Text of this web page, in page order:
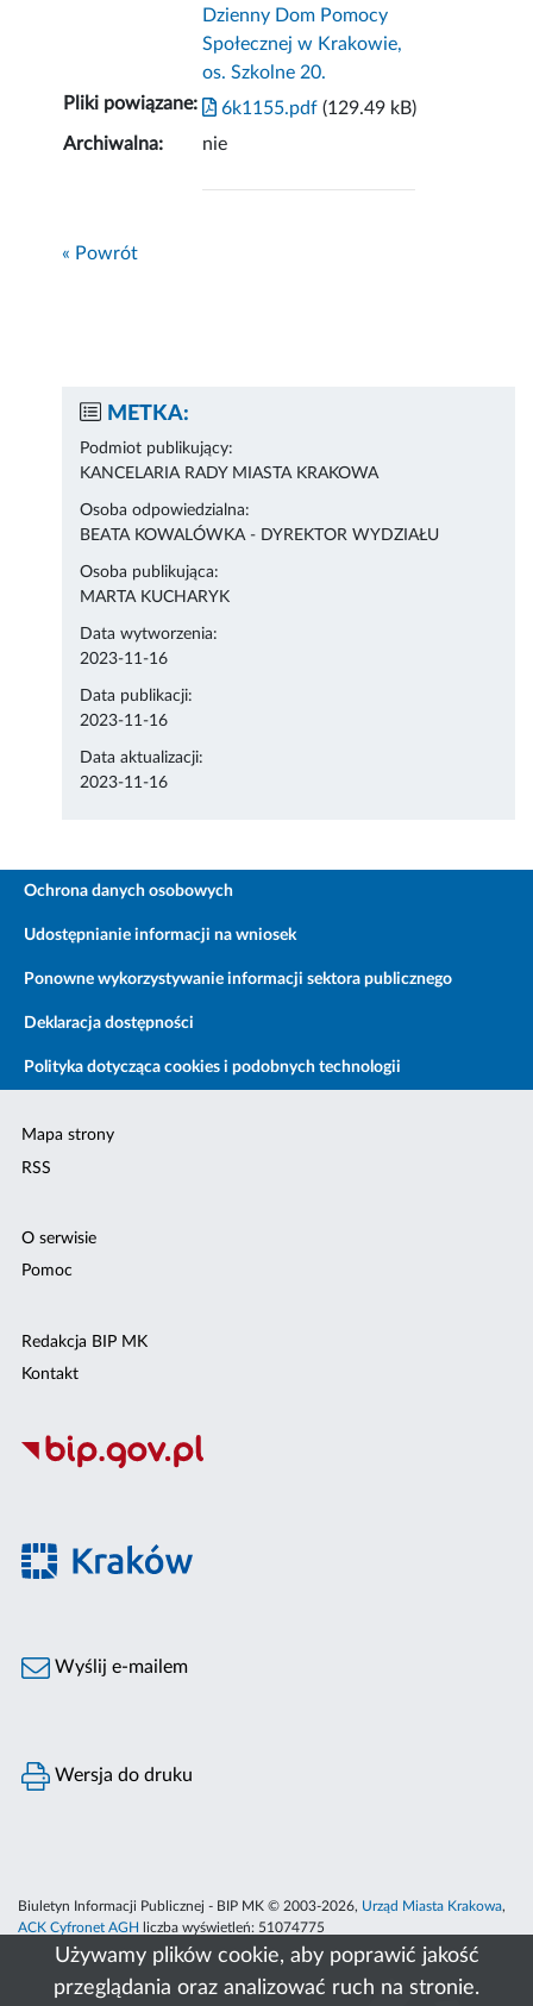
Używamy plików cookie, aby poprawić jakość
przeglądania oraz analizować ruch na stronie.
Dzienny Dom Pomocy
Społecznej w Krakowie,
os. Szkolne 20.
Pliki powiązane: 6k1155.pdf (129.49 kB)
Archiwalna:
nie
« Powrót
METKA:
Podmiot publikujący:
KANCELARIA RADY MIASTA KRAKOWA
Osoba odpowiedzialna:
BEATA KOWALÓWKA - DYREKTOR WYDZIAŁU
Osoba publikująca:
MARTA KUCHARYK
Data wytworzenia:
2023-11-16
Data publikacji:
2023-11-16
Data aktualizacji:
2023-11-16
Ochrona danych osobowych
Udostępnianie informacji na wniosek
Ponowne wykorzystywanie informacji sektora publicznego
Deklaracja dostępności
Polityka dotycząca cookies i podobnych technologii
Mapa strony
RSS
O serwisie
Pomoc
Redakcja BIP MK
Kontakt
Wyślij e-mailem
Wersja do druku
Biuletyn Informacji Publicznej - BIP MK © 2003-2026, Urząd Miasta Krakowa,
ACK Cyfronet AGH
liczba wyświetleń: 51074775